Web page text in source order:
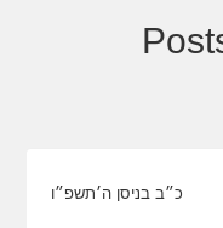
כ״ב בניסן ה׳תשפ״ו